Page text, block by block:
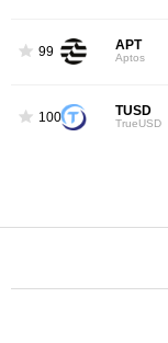
99 APT
Aptos
100 TUSD
TrueUSD